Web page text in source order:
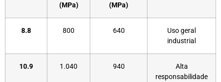
(MPa)
(MPa)
8.8 800 640
Uso geral
industrial
10.9 1.040 940
Alta
responsabilidade